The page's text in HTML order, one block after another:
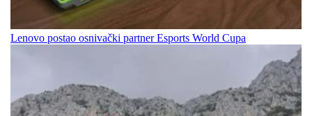
Lenovo postao osnivački partner Esports World Cupa